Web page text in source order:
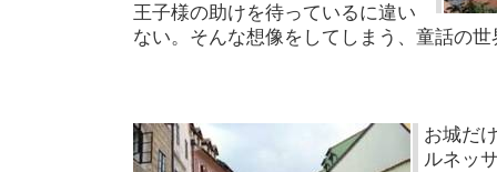
王子様の助けを待っているに違い
ない。そんな想像をしてしまう、童話の
お城だ
ルネッ